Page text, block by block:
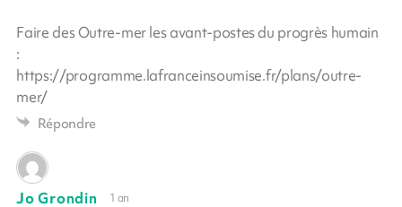
Faire des Outre-mer les avant-postes du progrès humain
:
https://programme.lafranceinsoumise.fr/plans/outre-
mer/
Répondre
Jo Grondin 1 an